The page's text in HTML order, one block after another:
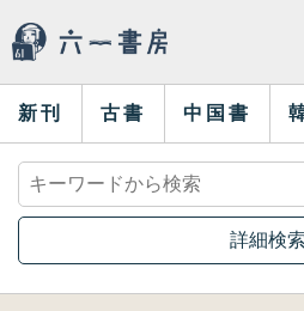
新刊 古書 中国書
詳細検索